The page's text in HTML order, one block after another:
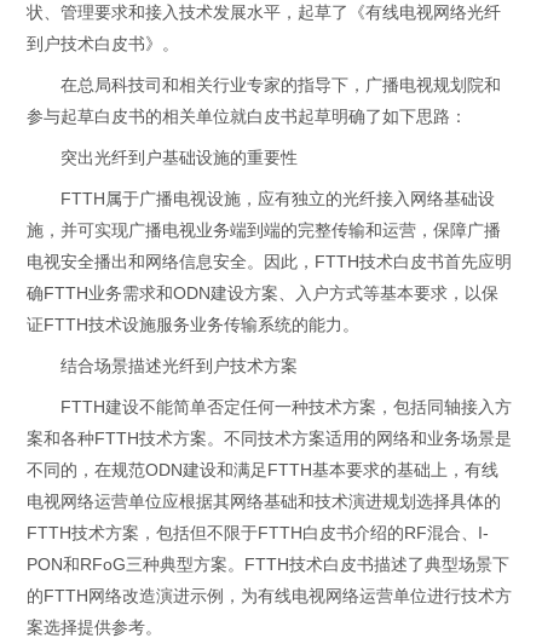
状、管理要求和接入技术发展水平，起草了《有线电视网络光纤
到户技术白皮书》。
在总局科技司和相关行业专家的指导下，广播电视规划院和
参与起草白皮书的相关单位就白皮书起草明确了如下思路：
突出光纤到户基础设施的重要性
FTTH属于广播电视设施，应有独立的光纤接入网络基础设
施，并可实现广播电视业务端到端的完整传输和运营，保障广播
电视安全播出和网络信息安全。因此，FTTH技术白皮书首先应明
确FTTH业务需求和ODN建设方案、入户方式等基本要求，以保
证FTTH技术设施服务业务传输系统的能力。
结合场景描述光纤到户技术方案
FTTH建设不能简单否定任何一种技术方案，包括同轴接入方
案和各种FTTH技术方案。不同技术方案适用的网络和业务场景是
不同的，在规范ODN建设和满足FTTH基本要求的基础上，有线
电视网络运营单位应根据其网络基础和技术演进规划选择具体的
FTTH技术方案，包括但不限于FTTH白皮书介绍的RF混合、I-
PON和RFoG三种典型方案。FTTH技术白皮书描述了典型场景下
的FTTH网络改造演进示例，为有线电视网络运营单位进行技术方
案选择提供参考。